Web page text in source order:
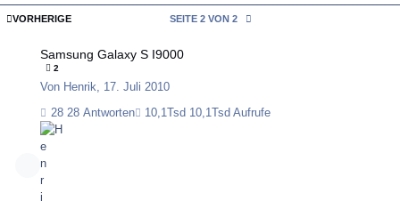
ERSTE SEITE
VORHERIGE SEITE 2 VON 2
Samsung Galaxy S I9000
2
Von Henrik, 17. Juli 2010
28 Antworten
10,1Tsd Aufrufe